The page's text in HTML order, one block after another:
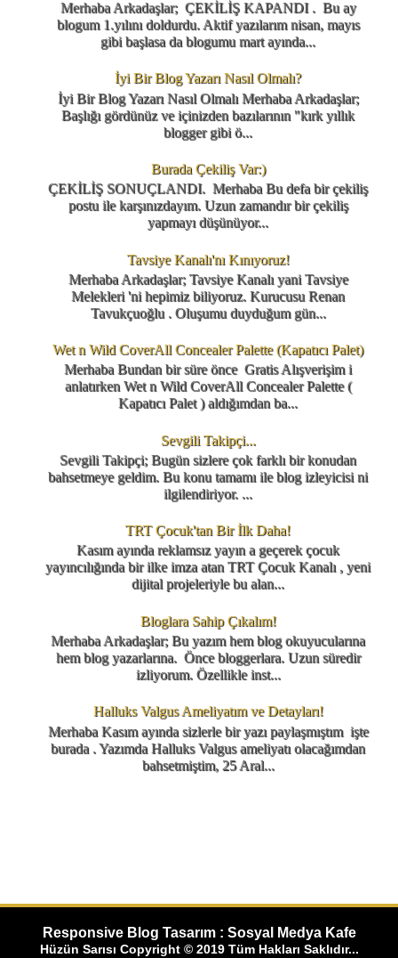
Merhaba Arkadaşlar; ÇEKİLİŞ KAPANDI . Bu ay
blogum 1.yılını doldurdu. Aktif yazılarım nisan, mayıs
gibi başlasa da blogumu mart ayında...
İyi Bir Blog Yazarı Nasıl Olmalı?
İyi Bir Blog Yazarı Nasıl Olmalı Merhaba Arkadaşlar;
Başlığı gördünüz ve içinizden bazılarının "kırk yıllık
blogger gibi ö...
Burada Çekiliş Var:)
ÇEKİLİŞ SONUÇLANDI. Merhaba Bu defa bir çekiliş
postu ile karşınızdayım. Uzun zamandır bir çekiliş
yapmayı düşünüyor...
Tavsiye Kanalı'nı Kınıyoruz!
Merhaba Arkadaşlar; Tavsiye Kanalı yani Tavsiye
Melekleri 'ni hepimiz biliyoruz. Kurucusu Renan
Tavukçuoğlu . Oluşumu duyduğum gün...
Wet n Wild CoverAll Concealer Palette (Kapatıcı Palet)
Merhaba Bundan bir süre önce Gratis Alışverişim i
anlatırken Wet n Wild CoverAll Concealer Palette (
Kapatıcı Palet ) aldığımdan ba...
Sevgili Takipçi...
Sevgili Takipçi; Bugün sizlere çok farklı bir konudan
bahsetmeye geldim. Bu konu tamamı ile blog izleyicisi ni
ilgilendiriyor. ...
TRT Çocuk'tan Bir İlk Daha!
Kasım ayında reklamsız yayın a geçerek çocuk
yayıncılığında bir ilke imza atan TRT Çocuk Kanalı , yeni
dijital projeleriyle bu alan...
Bloglara Sahip Çıkalım!
Merhaba Arkadaşlar; Bu yazım hem blog okuyucularına
hem blog yazarlarına. Önce bloggerlara. Uzun süredir
izliyorum. Özellikle inst...
Halluks Valgus Ameliyatım ve Detayları!
Merhaba Kasım ayında sizlerle bir yazı paylaşmıştım işte
burada . Yazımda Halluks Valgus ameliyatı olacağımdan
bahsetmiştim, 25 Aral...
Responsive Blog Tasarım : Sosyal Medya Kafe
Hüzün Sarısı Copyright © 2019 Tüm Hakları Saklıdır...